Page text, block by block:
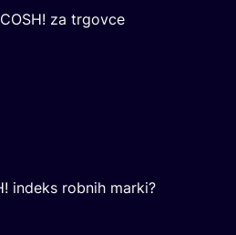
za trgovce
indeks robnih marki?